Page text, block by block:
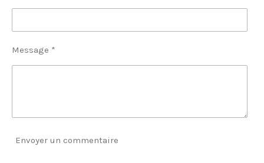
Message *
Envoyer un commentaire